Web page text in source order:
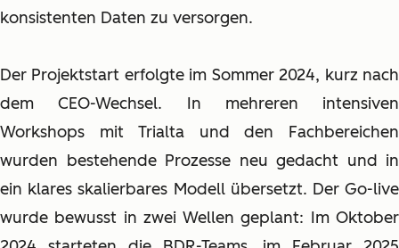
konsistenten Daten zu versorgen.
Der Projektstart erfolgte im Sommer 2024, kurz nach
dem CEO-Wechsel. In mehreren intensiven
Workshops mit Trialta und den Fachbereichen
wurden bestehende Prozesse neu gedacht und in
ein klares skalierbares Modell übersetzt. Der Go-live
wurde bewusst in zwei Wellen geplant: Im Oktober